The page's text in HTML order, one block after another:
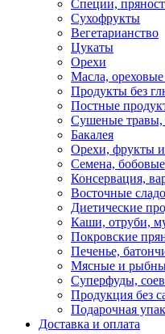
Специи,
Сухофрукты
Вегетарианство
Цукаты
Орехи
Масла,
Продукты без
Постные
Сушеные
Бакалея
Орехи, фрукты
Семена, бобовые
Консервация,
Восточные
Диетические
Каши, отруби,
Покровские
Печенье,
Мясные и
Суперфуды,
Продукция без
Подарочная
Доставка и оплата